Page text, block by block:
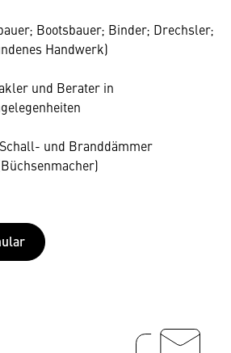
Bootsbauer; Binder; Drechsler;
Handwerk)
und Berater in
und Branddämmer